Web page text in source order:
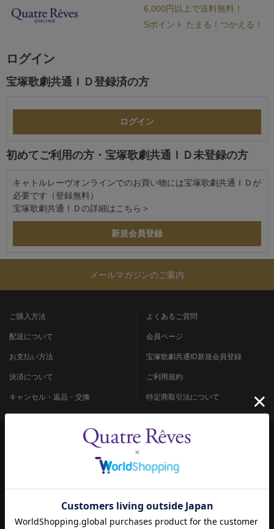
6,000円以上で送料無料！
Sポイント たまる！つかえる！
ログイン
宝塚歌劇共通ＩＤ登録済の方
初めてご利用の方・宝塚歌劇共通ＩＤ未登録の方
キャトルレーヴオンラインでのお買い物には宝塚歌劇共通ＩＤが
必要です（登録無料）
宝塚歌劇共通ＩＤの詳細は こちら＞
メールマガジンのご案内
ご購入方法
配送について
お支払い方法
決済について
キャンセル・返品・交換
よくあるご質問
会員ページ
宝塚歌劇共通ID新規会員登録
ご利用規約
特定商取引法について